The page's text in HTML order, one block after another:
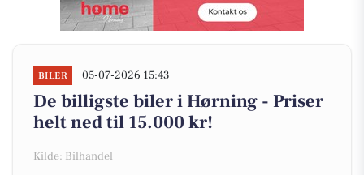
BILER 05-07-2026 15:43
De billigste biler i Hørning - Priser
helt ned til 15.000 kr!
Kilde: Bilhandel